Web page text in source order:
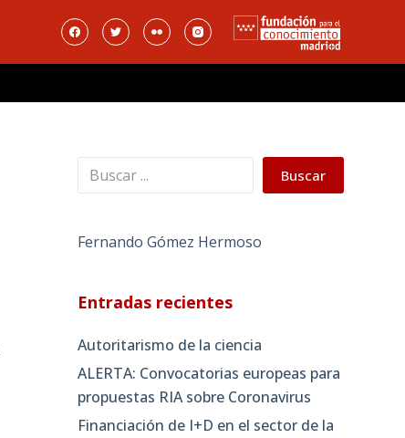
Buscar Buscar
Fernando Gómez Hermoso
Entradas recientes
Autoritarismo de la ciencia
ALERTA: Convocatorias europeas para
propuestas RIA sobre Coronavirus
Financiación de I+D en el sector de la